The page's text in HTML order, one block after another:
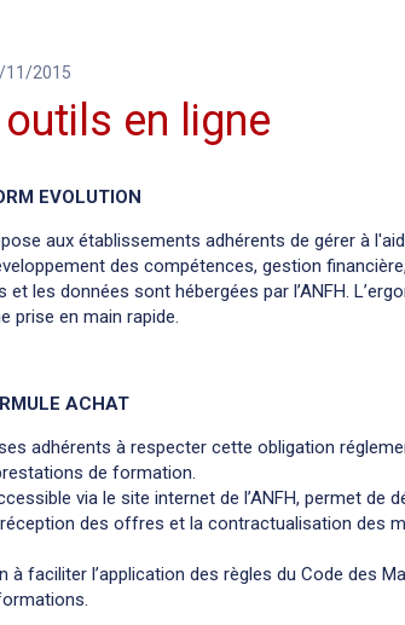
11/2015
en ligne
EVOLUTION
aux établissements adhérents de gérer à
des compétences, gestion
et les données sont hébergées par l’ANFH.
prise en main rapide.
ACHAT
adhérents à respecter cette obligation
de formation.
via le site internet de l’ANFH, permet de
des offres et la contractualisation des
à faciliter l’application des règles du Code des